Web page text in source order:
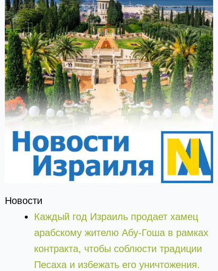
Новости
Каждый год Израиль продает хамец
арабскому жителю Абу-Гоша в рамках
контракта, чтобы соблюсти традиции
Песаха и избежать его уничтожения.